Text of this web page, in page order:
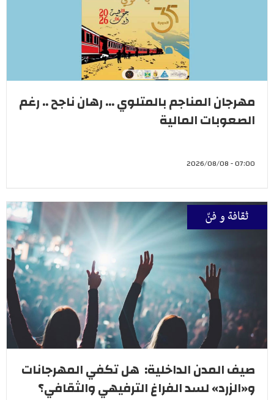
مهرجان المناجم بالمتلوي ... رهان ناجح .. رغم
الصعوبات المالية
07:00 - 2026/08/08
ثقافة و فنّ
صيف المدن الداخلية: هل تكفي المهرجانات
و«الزرد» لسد الفراغ الترفيهي والثقافي؟